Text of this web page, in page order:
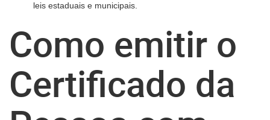
leis estaduais e municipais.
Como emitir o
Certificado da